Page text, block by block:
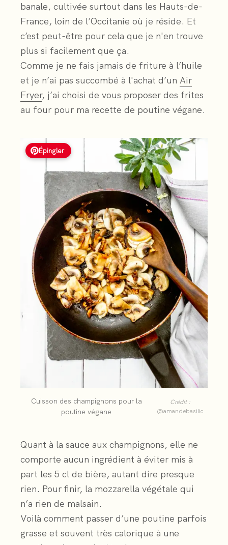
banale, cultivée surtout dans les Hauts-de-
France, loin de l’Occitanie où je réside. Et
c’est peut-être pour cela que je n'en trouve
plus si facilement que ça.
Comme je ne fais jamais de friture à l’huile
et je n’ai pas succombé à l'achat d’un Air
Fryer, j’ai choisi de vous proposer des frites
au four pour ma recette de poutine végane.
Épingler
Cuisson des champignons pour la
poutine végane
Crédit :
@amandebasilic
Quant à la sauce aux champignons, elle ne
comporte aucun ingrédient à éviter mis à
part les 5 cl de bière, autant dire presque
rien. Pour finir, la mozzarella végétale qui
n’a rien de malsain.
Voilà comment passer d’une poutine parfois
grasse et souvent très calorique à une